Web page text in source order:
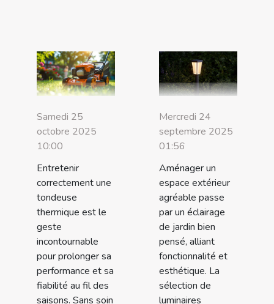
Samedi 25
octobre 2025
10:00
Entretenir
correctement une
tondeuse
thermique est le
geste
incontournable
pour prolonger sa
performance et sa
fiabilité au fil des
saisons. Sans soin
Mercredi 24
septembre 2025
01:56
Aménager un
espace extérieur
agréable passe
par un éclairage
de jardin bien
pensé, alliant
fonctionnalité et
esthétique. La
sélection de
luminaires